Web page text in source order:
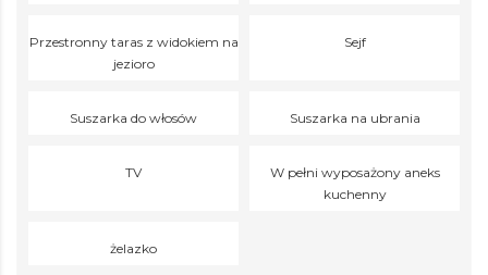
Przestronny taras z widokiem na
jezioro
Sejf
Suszarka do włosów Suszarka na ubrania
TV
W pełni wyposażony aneks
kuchenny
żelazko